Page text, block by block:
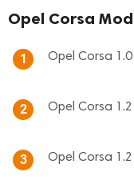
Opel Corsa
1 Opel Corsa 1.0
2 Opel Corsa 1.2
3 Opel Corsa 1.2